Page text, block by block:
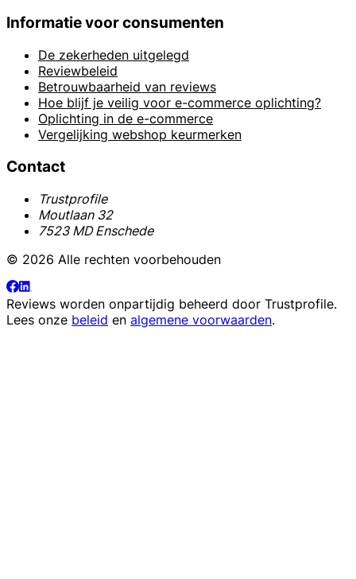
Informatie voor consumenten
De zekerheden uitgelegd
Reviewbeleid
Betrouwbaarheid van reviews
Hoe blijf je veilig voor e-commerce oplichting?
Oplichting in de e-commerce
Vergelijking webshop keurmerken
Contact
Trustprofile
Moutlaan 32
7523 MD Enschede
© 2026 Alle rechten voorbehouden
Reviews worden onpartijdig beheerd door Trustprofile.
Lees onze beleid en algemene voorwaarden.